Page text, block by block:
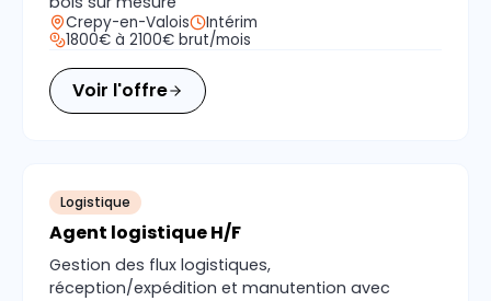
Crepy-en-Valois
Intérim
1800€ à 2100€ brut/mois
Voir l'offre
Logistique
Agent logistique H/F
Gestion des flux logistiques,
réception/expédition et manutention avec